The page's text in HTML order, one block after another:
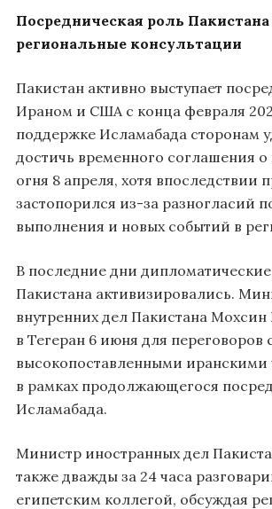
Посредническая роль Пакистана
региональные консультации
Пакистан активно выступает
Ираном и США с конца февраля
поддержке Исламабада сторонам
достичь временного соглашения
огня 8 апреля, хотя впоследствии
застопорился из-за разногласий
выполнения и новых событий в
В последние дни
Пакистана активизировались.
внутренних дел Пакистана
в Тегеран 6 июня для переговоров
высокопоставленными
в рамках продолжающегося
Исламабада.
Министр иностранных дел
также дважды за 24 часа
египетским коллегой, обсуждая